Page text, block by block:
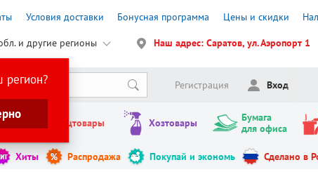
Условия доставки Бонусная программа Цены и скидки
и другие регионы
регион?
Наш адрес: Саратов, ул. Аэропорт 1
Регистрация Вход
Канцтовары Хозтовары
Бумага
для офиса
Хиты Распродажа Покупай и экономь Сделано в